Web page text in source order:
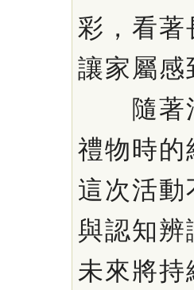
彩，看
讓家屬感
隨著活
禮物時的
這次活
與認知辨
未來將